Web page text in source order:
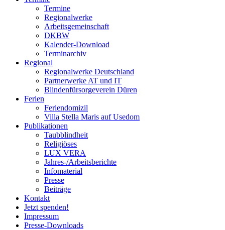
Termine
Regionalwerke
Arbeitsgemeinschaft
DKBW
Kalender-Download
Terminarchiv
Regional
Regionalwerke Deutschland
Partnerwerke AT und IT
Blindenfürsorgeverein Düren
Ferien
Feriendomizil
Villa Stella Maris auf Usedom
Publikationen
Taubblindheit
Religiöses
LUX VERA
Jahres-/​Arbeitsberichte
Infomaterial
Presse
Beiträge
Kontakt
Jetzt spenden!
Impressum
Presse-Downloads